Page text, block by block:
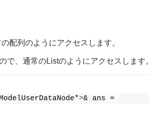
配列のようにアクセスします。
、通常のListのようにアクセスします。
>& ans =